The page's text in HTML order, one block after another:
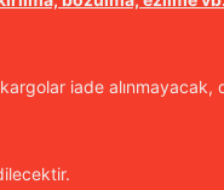
iade alınmayacak,